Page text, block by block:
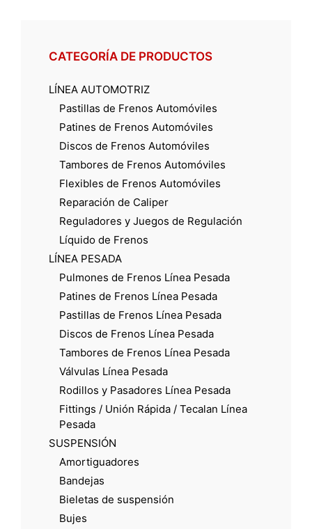
CATEGORÍA DE PRODUCTOS
LÍNEA AUTOMOTRIZ
Pastillas de Frenos Automóviles
Patines de Frenos Automóviles
Discos de Frenos Automóviles
Tambores de Frenos Automóviles
Flexibles de Frenos Automóviles
Reparación de Caliper
Reguladores y Juegos de Regulación
Líquido de Frenos
LÍNEA PESADA
Pulmones de Frenos Línea Pesada
Patines de Frenos Línea Pesada
Pastillas de Frenos Línea Pesada
Discos de Frenos Línea Pesada
Tambores de Frenos Línea Pesada
Válvulas Línea Pesada
Rodillos y Pasadores Línea Pesada
Fittings / Unión Rápida / Tecalan Línea
Pesada
SUSPENSIÓN
Amortiguadores
Bandejas
Bieletas de suspensión
Bujes